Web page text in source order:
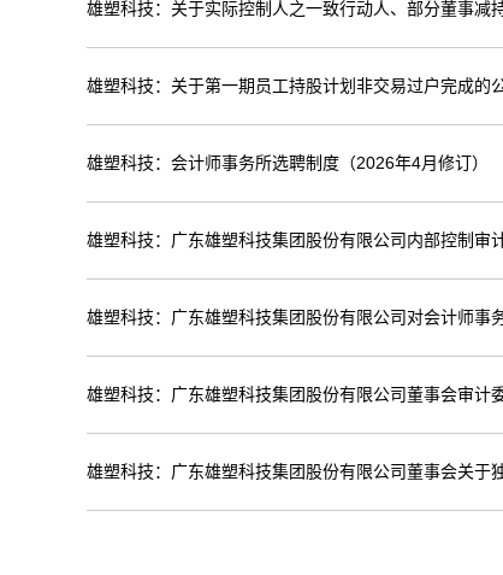
雄塑科技：关于实际控制人之一致行动人、部分董事减
雄塑科技：关于第一期员工持股计划非交易过户完成的
雄塑科技：会计师事务所选聘制度（2026年4月修订）
雄塑科技：广东雄塑科技集团股份有限公司内部控制审
雄塑科技：广东雄塑科技集团股份有限公司对会计师事
雄塑科技：广东雄塑科技集团股份有限公司董事会审
雄塑科技：广东雄塑科技集团股份有限公司董事会关于